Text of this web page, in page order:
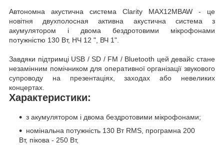
Автономна акустична система Clarity MAX12MBAW - це
новітня двухполосная активна акустична система з
акумулятором і двома бездротовими мікрофонами
потужністю 130 Вт, НЧ 12 ", ВЧ 1".
Завдяки підтримці USB / SD / FM / Bluetooth цей девайс стане
незамінним помічником для оперативної організації звукового
супроводу на презентаціях, заходах або невеликих
концертах.
Характеристики:
з акумулятором і двома бездротовими мікрофонами;
номінальна потужність 130 Вт RMS, програмна 200
Вт, пікова - 250 Вт,